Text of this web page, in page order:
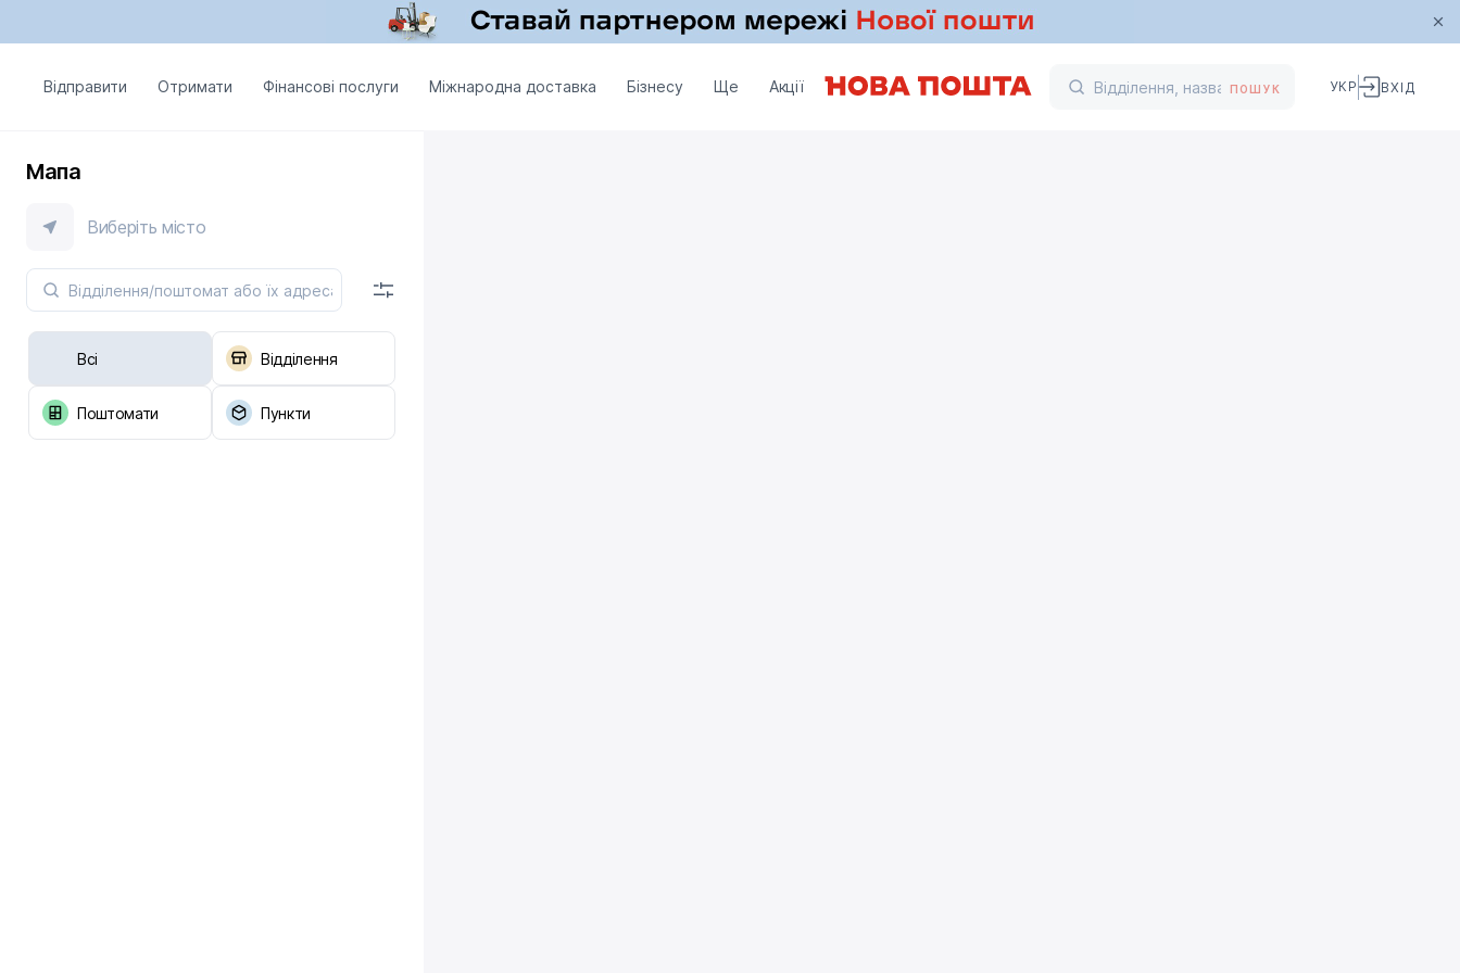
Відправити Отримати Фінансові послуги Міжнародна доставка Бізнесу Ще Акції ПОШУК УКР ВХІД
Мапа
Виберіть місто
Всі Відділення
Поштомати Пункти